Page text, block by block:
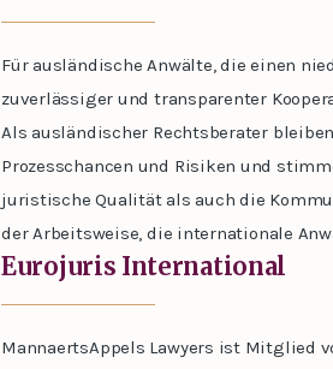
Für ausländische Anwälte, die einen
zuverlässiger und transparenter
Als ausländischer Rechtsberater
Prozesschancen und Risiken und
juristische Qualität als auch die
der Arbeitsweise, die internationale
Eurojuris International
MannaertsAppels Lawyers ist Mitglied